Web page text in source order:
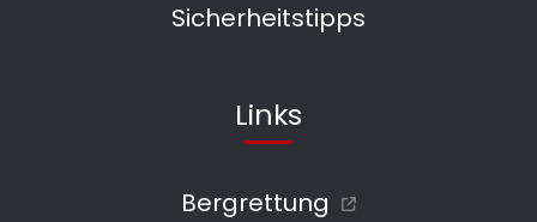
Sicherheitstipps
Links
Bergrettung